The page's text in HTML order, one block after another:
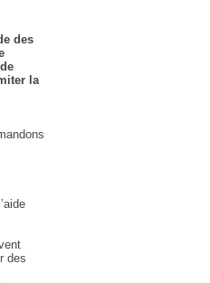
des
la
des